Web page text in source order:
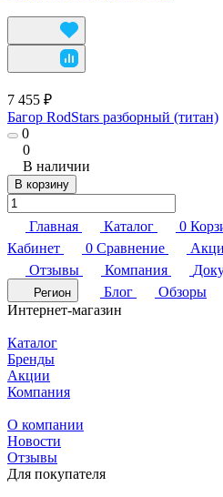
7 455 ₽
Багор RodStars разборный (титан)
0
0
В наличии
В корзину
Главная Каталог 0
Кабинет
0 Сравнение
Отзывы
Компания
Регион Блог
Обзоры
Интернет-магазин
Каталог
Бренды
Акции
Компания
О компании
Новости
Отзывы
Для покупателя